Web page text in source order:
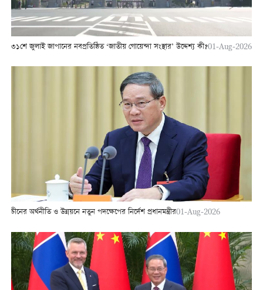
৩১শে জুলাই জাপানের নবপ্রতিষ্ঠিত ‘জাতীয় গোয়েন্দা সংস্থার’ উদ্দেশ্য কী?01-Aug-2026
চীনের অর্থনীতি ও উন্নয়নে নতুন পদক্ষেপের নির্দেশ প্রধানমন্ত্রীর01-Aug-2026